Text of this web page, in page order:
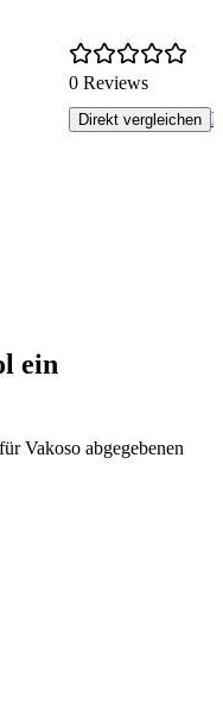
0 Reviews
Direkt vergleichen
ein
Vakoso abgegebenen